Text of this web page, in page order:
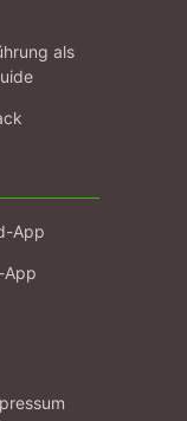
als
App
App